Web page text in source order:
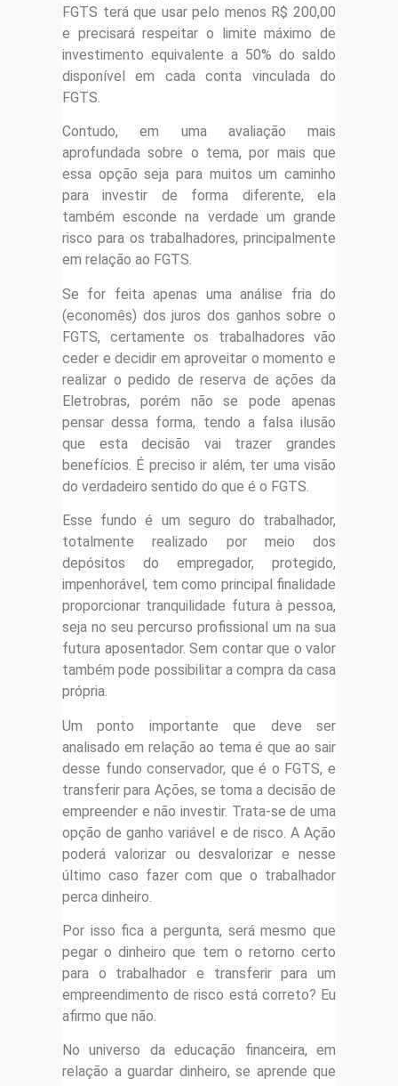
FGTS terá que usar pelo menos R$ 200,00
e precisará respeitar o limite máximo de
investimento equivalente a 50% do saldo
disponível em cada conta vinculada do
FGTS.
Contudo, em uma avaliação mais
aprofundada sobre o tema, por mais que
essa opção seja para muitos um caminho
para investir de forma diferente, ela
também esconde na verdade um grande
risco para os trabalhadores, principalmente
em relação ao FGTS.
Se for feita apenas uma análise fria do
(economês) dos juros dos ganhos sobre o
FGTS, certamente os trabalhadores vão
ceder e decidir em aproveitar o momento e
realizar o pedido de reserva de ações da
Eletrobras, porém não se pode apenas
pensar dessa forma, tendo a falsa ilusão
que esta decisão vai trazer grandes
benefícios. É preciso ir além, ter uma visão
do verdadeiro sentido do que é o FGTS.
Esse fundo é um seguro do trabalhador,
totalmente realizado por meio dos
depósitos do empregador, protegido,
impenhorável, tem como principal finalidade
proporcionar tranquilidade futura à pessoa,
seja no seu percurso profissional um na sua
futura aposentador. Sem contar que o valor
também pode possibilitar a compra da casa
própria.
Um ponto importante que deve ser
analisado em relação ao tema é que ao sair
desse fundo conservador, que é o FGTS, e
transferir para Ações, se toma a decisão de
empreender e não investir. Trata-se de uma
opção de ganho variável e de risco. A Ação
poderá valorizar ou desvalorizar e nesse
último caso fazer com que o trabalhador
perca dinheiro.
Por isso fica a pergunta, será mesmo que
pegar o dinheiro que tem o retorno certo
para o trabalhador e transferir para um
empreendimento de risco está correto? Eu
afirmo que não.
No universo da educação financeira, em
relação a guardar dinheiro, se aprende que